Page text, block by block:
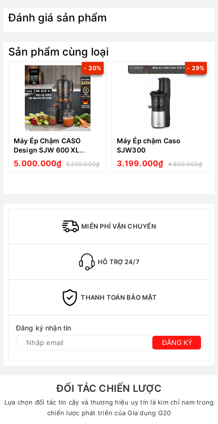
Đánh giá sản phẩm
Sản phẩm cùng loại
- 20%
Máy Ép Chậm CASO
Design SJW 600 XL
model 2024
5.000.000₫ 6.250.000₫
- 29%
Máy Ép chậm Caso
SJW300
3.199.000₫ 4.500.000₫
MIẾN PHÍ VẬN CHUYỂN
HỖ TRỢ 24/7
THANH TOÁN BẢO MẬT
Đăng ký nhận tin
ĐĂNG KÝ
ĐỐI TÁC CHIẾN LƯỢC
Lựa chọn đối tác tin cậy và thương hiệu uy tín là kim chỉ nam trong
chiến lược phát triển của Gia dụng G20